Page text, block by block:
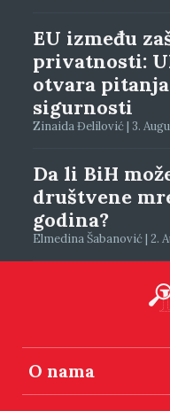
EU između
privatnosti:
otvara
sigurnosti
Zinaida Đelilović | 3.
Da li BiH
društvene
godina?
Elmedina Šabanović | 2.
O nama